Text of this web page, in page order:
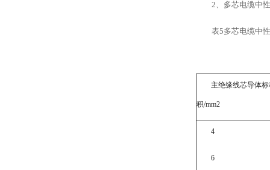
2、多芯电缆中
表5多芯电缆中
主绝缘线芯导体
积/mm2
4
6